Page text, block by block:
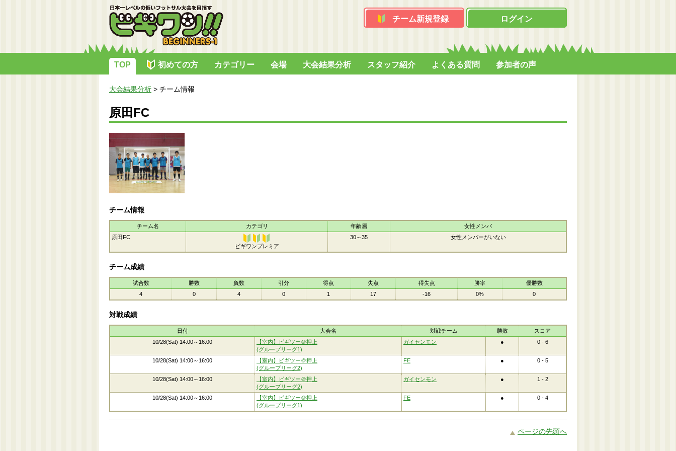
チーム新規登録 ログイン
TOP 初めての方 カテゴリー 会場 大会結果分析 スタッフ紹介 よくある質問 参加者の声
大会結果分析 > チーム情報
原田FC
チーム情報
チーム名 カテゴリ 年齢層
女性メンバ
原田FC
ビギワン
プレミア
ビギワンプレミア
30～35 女性メンバーがいない
チーム成績
試合数 勝数 負数 引分 得点 失点 得失点 勝率
優勝数
4
0 4 0 1 17 -16 0% 0
対戦成績
日付 大会名 対戦チーム 勝敗
スコア
10/28(Sat) 14:00～16:00
【室内】ビギツー＠押上
(グループリーグ1)
ガイセンモン ● 0 - 6
10/28(Sat) 14:00～16:00
【室内】ビギツー＠押上
(グループリーグ2)
FE ● 0 - 5
10/28(Sat) 14:00～16:00
【室内】ビギツー＠押上
(グループリーグ2)
ガイセンモン ● 1 - 2
10/28(Sat) 14:00～16:00
【室内】ビギツー＠押上
(グループリーグ1)
FE ● 0 - 4
ページの先頭へ